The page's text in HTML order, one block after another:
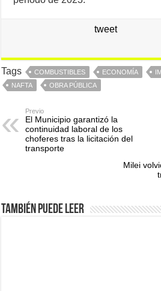
tweet
Tags COMBUSTIBLES ECONOMÍA
NAFTA
OBRA PÚBLICA
Previo
El Municipio garantizó la
continuidad laboral de los
choferes tras la licitación del
transporte
Milei
También puede leer